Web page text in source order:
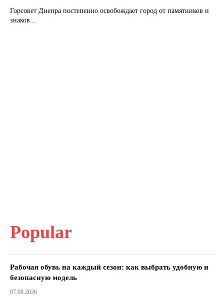
Горсовет Днепра постепенно освобождает город от памятников и
знаков...
Popular
Рабочая обувь на каждый сезон: как выбрать удобную и
безопасную модель
07.08.2026